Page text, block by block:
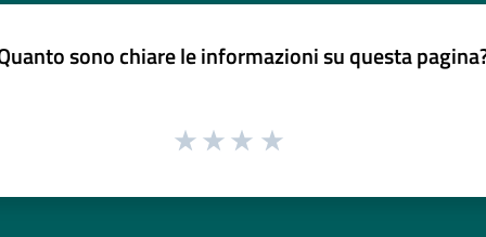
sono chiare le informazioni su questa